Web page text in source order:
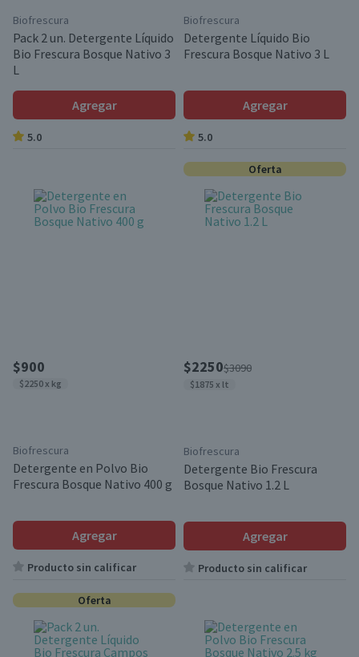
Biofrescura
Pack 2 un. Detergente Líquido
Bio Frescura Bosque Nativo 3
L
Agregar
5.0
Biofrescura
Detergente Líquido Bio
Frescura Bosque Nativo 3 L
Agregar
5.0
$900
$2250 x kg
Biofrescura
Detergente en Polvo Bio
Frescura Bosque Nativo 400 g
Agregar
Producto sin calificar
Oferta
$2250$3090
$1875 x lt
Biofrescura
Detergente Bio Frescura
Bosque Nativo 1.2 L
Agregar
Producto sin calificar
Oferta